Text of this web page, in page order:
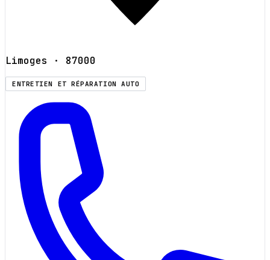
Limoges · 87000
ENTRETIEN ET RÉPARATION AUTO